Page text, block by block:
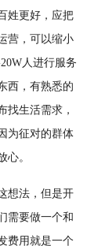
姓更好，应把
营，可以缩小
人进行服务
西，有熟悉的
找生活需求，
为征对的群体
心。
想法，但是开
需要做一个和
费用就是一个